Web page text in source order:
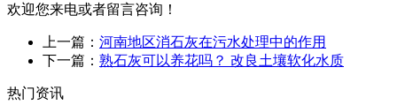
欢迎您来电或者留言咨询！
上一篇： 河南地区消石灰在污水处理中的作用
下一篇： 熟石灰可以养花吗？ 改良土壤软化水质
热门资讯